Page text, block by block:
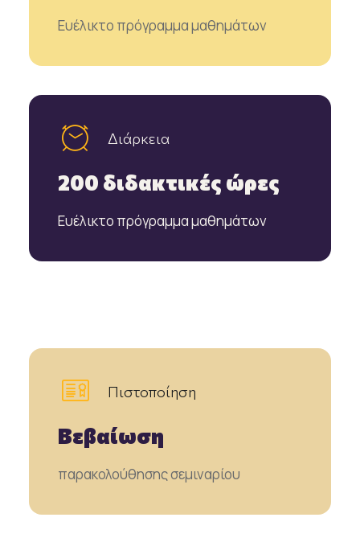
Διάρκεια
200 διδακτικές ώρες
Ευέλικτο πρόγραμμα μαθημάτων
Ευέλικτο πρόγραμμα μαθημάτων
Πιστοποίηση
Βεβαίωση
παρακολούθησης σεμιναρίου